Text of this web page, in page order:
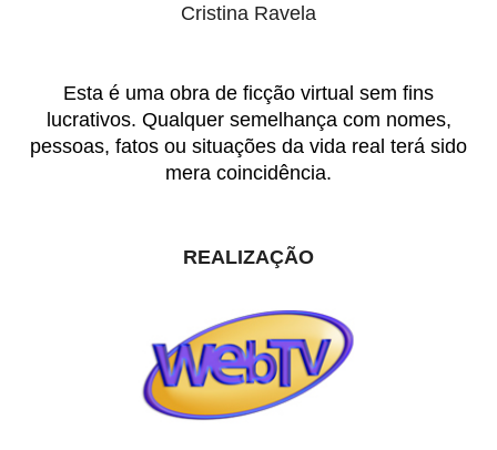
Cristina Ravela
Esta é uma obra de ficção virtual sem fins
lucrativos. Qualquer semelhança com nomes,
pessoas, fatos ou situações da vida real terá sido
mera coincidência.
REALIZAÇÃO